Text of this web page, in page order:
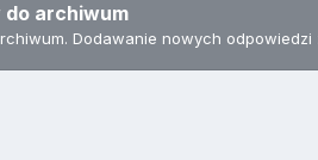
do archiwum
Dodawanie nowych odpowiedzi